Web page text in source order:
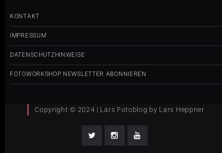
KONTAKT
IMPRESSUM
DATENSCHUTZHINWEISE
FOTOWORKSHOP NEWSLETTER ABONNIEREN
Copyright © 2024 | Lars Fotoblog by Lars Heppner